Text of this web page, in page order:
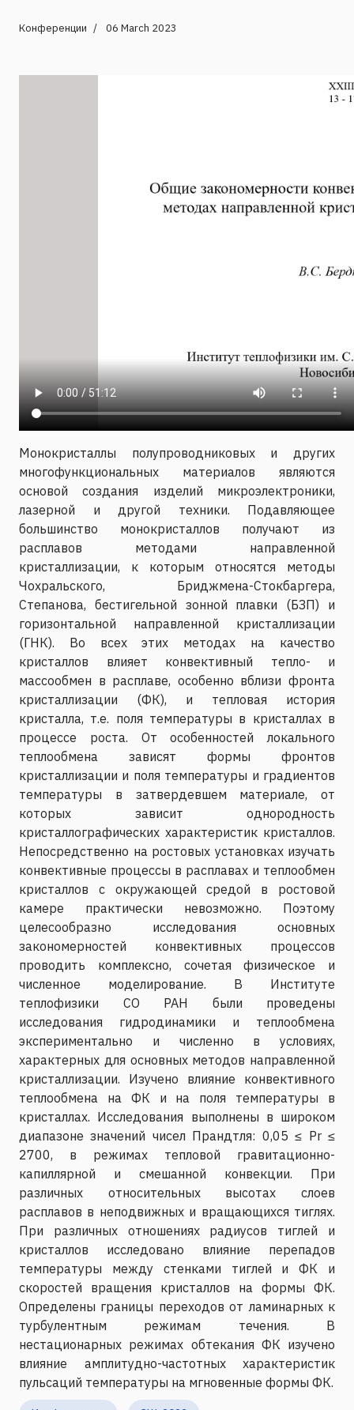
Конференции 06 March 2023
Монокристаллы полупроводниковых и других
многофункциональных материалов являются
основой создания изделий микроэлектроники,
лазерной и другой техники. Подавляющее
большинство монокристаллов получают из
расплавов методами направленной
кристаллизации, к которым относятся методы
Чохральского, Бриджмена-Стокбаргера,
Степанова, бестигельной зонной плавки (БЗП) и
горизонтальной направленной кристаллизации
(ГНК). Во всех этих методах на качество
кристаллов влияет конвективный тепло- и
массообмен в расплаве, особенно вблизи фронта
кристаллизации (ФК), и тепловая история
кристалла, т.е. поля температуры в кристаллах в
процессе роста. От особенностей локального
теплообмена зависят формы фронтов
кристаллизации и поля температуры и градиентов
температуры в затвердевшем материале, от
которых зависит однородность
кристаллографических характеристик кристаллов.
Непосредственно на ростовых установках изучать
конвективные процессы в расплавах и теплообмен
кристаллов с окружающей средой в ростовой
камере практически невозможно. Поэтому
целесообразно исследования основных
закономерностей конвективных процессов
проводить комплексно, сочетая физическое и
численное моделирование. В Институте
теплофизики СО РАН были проведены
исследования гидродинамики и теплообмена
экспериментально и численно в условиях,
характерных для основных методов направленной
кристаллизации. Изучено влияние конвективного
теплообмена на ФК и на поля температуры в
кристаллах. Исследования выполнены в широком
диапазоне значений чисел Прандтля: 0,05 ≤ Pr ≤
2700, в режимах тепловой гравитационно-
капиллярной и смешанной конвекции. При
различных относительных высотах слоев
расплавов в неподвижных и вращающихся тиглях.
При различных отношениях радиусов тиглей и
кристаллов исследовано влияние перепадов
температуры между стенками тиглей и ФК и
скоростей вращения кристаллов на формы ФК.
Определены границы переходов от ламинарных к
турбулентным режимам течения. В
нестационарных режимах обтекания ФК изучено
влияние амплитудно-частотных характеристик
пульсаций температуры на мгновенные формы ФК.